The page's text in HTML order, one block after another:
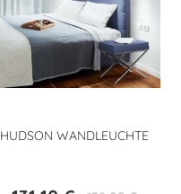
HUDSON WANDLEUCHTE